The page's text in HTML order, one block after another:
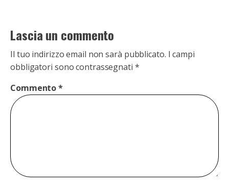
Lascia un commento
Il tuo indirizzo email non sarà pubblicato. I campi
obbligatori sono contrassegnati *
Commento*